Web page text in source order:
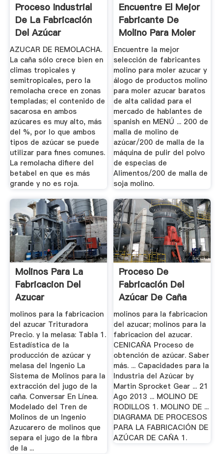
Proceso Industrial
De La Fabricación
Del Azúcar
AZUCAR DE REMOLACHA.
La caña sólo crece bien en
climas tropicales y
semitropicales, pero la
remolacha crece en zonas
templadas; el contenido de
sacarosa en ambos
azúcares es muy alto, más
del %, por lo que ambos
tipos de azúcar se puede
utilizar para fines comunes.
La remolacha difiere del
betabel en que es más
grande y no es roja.
Encuentre El Mejor
Fabricante De
Molino Para Moler
Azucar ...
Encuentre la mejor
selección de fabricantes
molino para moler azucar y
álogo de productos molino
para moler azucar baratos
de alta calidad para el
mercado de hablantes de
spanish en MENÚ ... 200 de
malla de molino de
azúcar/200 de malla de la
máquina de pulir del polvo
de especias de
Alimentos/200 de malla de
soja molino.
Molinos Para La
Fabricacion Del
Azucar
molinos para la fabricacion
del azucar Trituradora
Precio. y la melasa: Tabla 1.
Estadística de la
producción de azúcar y
melasa del Ingenio La
Sistema de Molinos para la
extracción del jugo de la
caña. Conversar En Línea.
Modelado del Tren de
Molinos de un Ingenio
Azucarero de molinos que
separa el jugo de la fibra
de la ...
Proceso De
Fabricación Del
Azúcar De Caña
EcuRed
molinos para la fabricacion
del azucar; molinos para la
fabricacion del azucar.
CENICAÑA Proceso de
obtención de azúcar. Saber
más. ... Capacidades para la
Industria del Azúcar by
Martin Sprocket Gear ... 21
Ago 2013 ... MOLINO DE
RODILLOS 1. MOLINO DE ...
DIAGRAMA DE PROCESOS
PARA LA FABRICACIÓN DE
AZÚCAR DE CAÑA 1.